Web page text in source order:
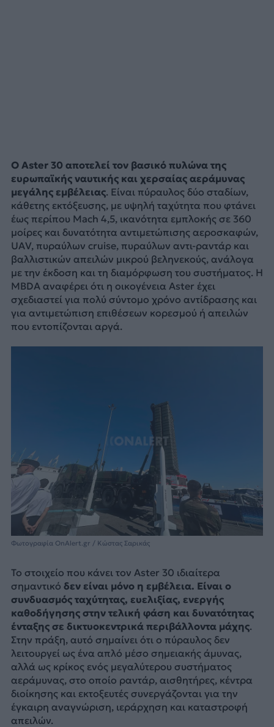
Ο Aster 30 αποτελεί τον βασικό πυλώνα της
ευρωπαϊκής ναυτικής και χερσαίας αεράμυνας
μεγάλης εμβέλειας. Είναι πύραυλος δύο σταδίων,
κάθετης εκτόξευσης, με υψηλή ταχύτητα που φτάνει
έως περίπου Mach 4,5, ικανότητα εμπλοκής σε 360
μοίρες και δυνατότητα αντιμετώπισης αεροσκαφών,
UAV, πυραύλων cruise, πυραύλων αντι-ραντάρ και
βαλλιστικών απειλών μικρού βεληνεκούς, ανάλογα
με την έκδοση και τη διαμόρφωση του συστήματος. Η
MBDA αναφέρει ότι η οικογένεια Aster έχει
σχεδιαστεί για πολύ σύντομο χρόνο αντίδρασης και
για αντιμετώπιση επιθέσεων κορεσμού ή απειλών
που εντοπίζονται αργά.
Φωτογραφία OnAlert.gr / Κώστας Σαρικάς
Το στοιχείο που κάνει τον Aster 30 ιδιαίτερα
σημαντικό δεν είναι μόνο η εμβέλεια. Είναι ο
συνδυασμός ταχύτητας, ευελιξίας, ενεργής
καθοδήγησης στην τελική φάση και δυνατότητας
ένταξης σε δικτυοκεντρικά περιβάλλοντα μάχης.
Στην πράξη, αυτό σημαίνει ότι ο πύραυλος δεν
λειτουργεί ως ένα απλό μέσο σημειακής άμυνας,
αλλά ως κρίκος ενός μεγαλύτερου συστήματος
αεράμυνας, στο οποίο ραντάρ, αισθητήρες, κέντρα
διοίκησης και εκτοξευτές συνεργάζονται για την
έγκαιρη αναγνώριση, ιεράρχηση και καταστροφή
απειλών.